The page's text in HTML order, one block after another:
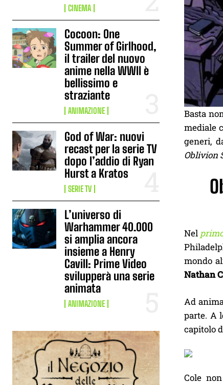
CINEMA
Cocoon: One
Summer of Girlhood,
il trailer del nuovo
anime nella WWII è
bellissimo e
straziante
ANIMAZIONE
God of War: nuovi
recast per la serie TV
dopo l’addio di Ryan
Hurst a Kratos
SERIE TV
L’universo di
Warhammer 40.000
si amplia ancora
insieme a Henry
Cavill: Prime Video
svilupperà una serie
animata
ANIMAZIONE
Basta
mediale
generi,
Oblivion
Nel
mondo
Nathan
Ad
parte. A
capitolo
Cole